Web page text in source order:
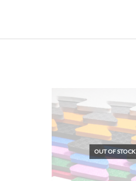
OUT OF STOCK